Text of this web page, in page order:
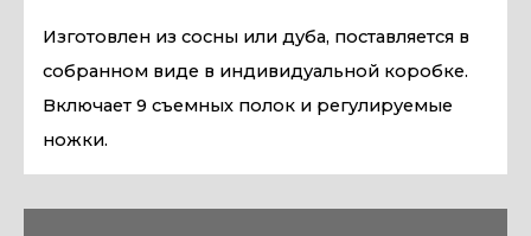
Изготовлен из сосны или дуба, поставляется в
собранном виде в индивидуальной коробке.
Включает 9 съемных полок и регулируемые
ножки.